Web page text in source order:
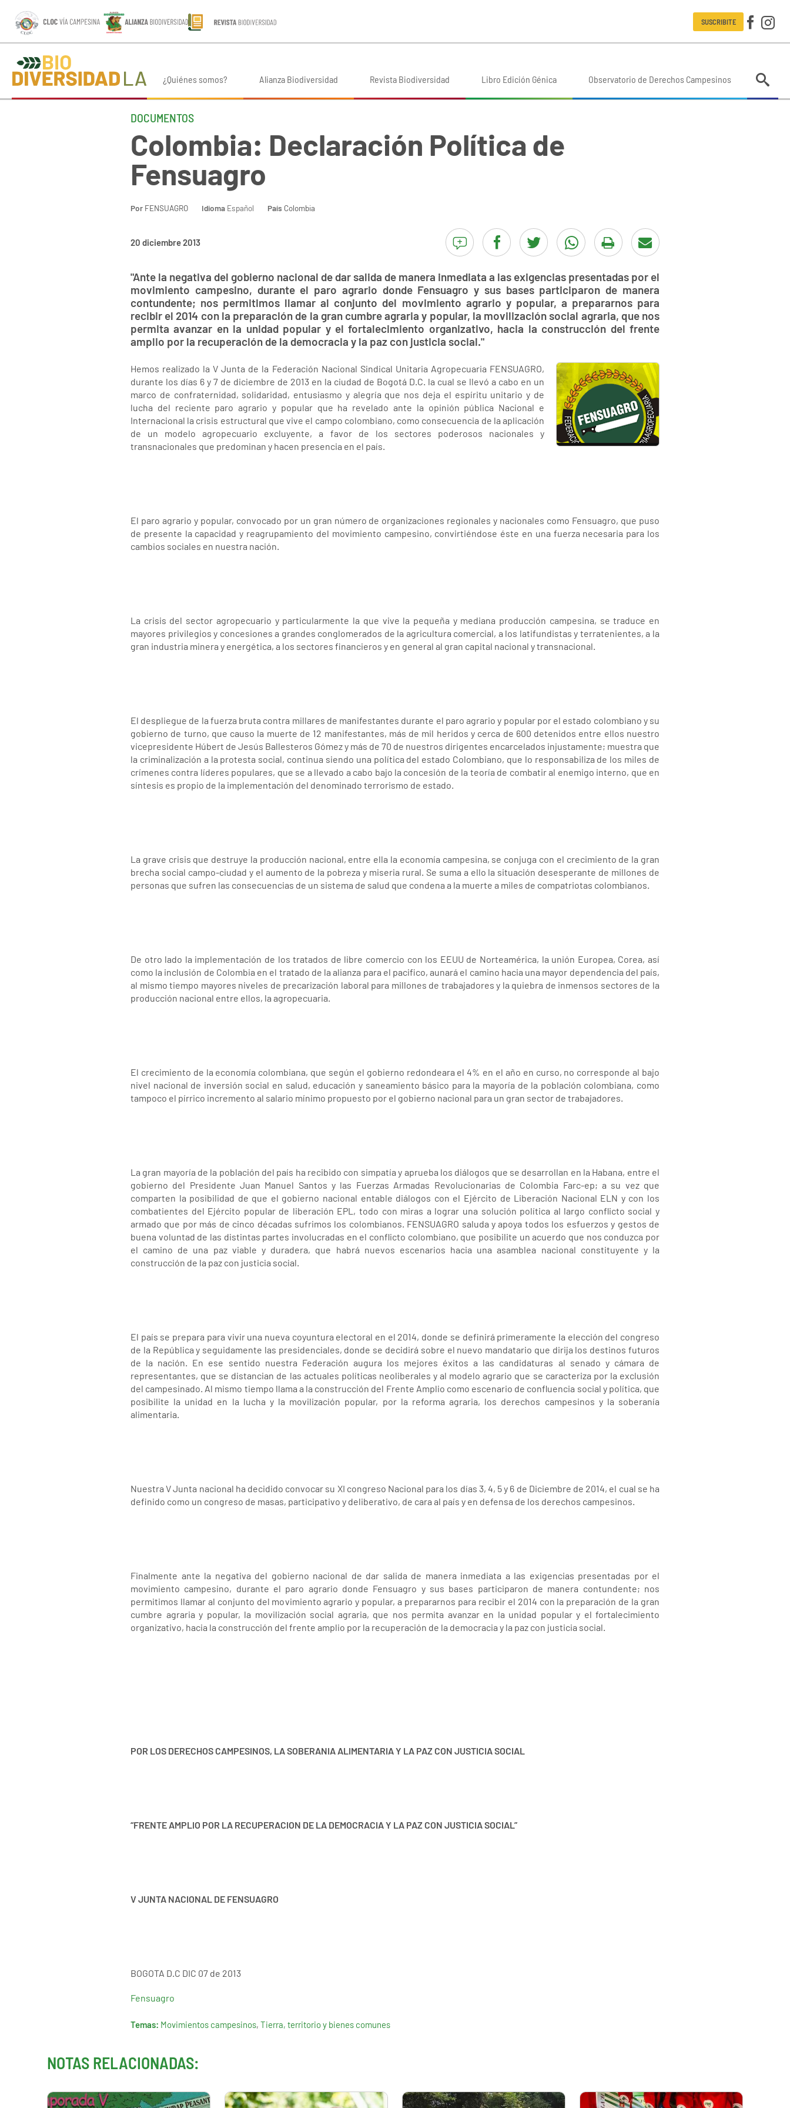
SUSCRIBITE
¿Quiénes somos? Alianza Biodiversidad Revista Biodiversidad Libro Edición Génica Observatorio de Derechos Campesinos
DOCUMENTOS
Colombia: Declaración Política de
Fensuagro
Por FENSUAGRO Idioma Español País Colombia
20 diciembre 2013
"Ante la negativa del gobierno nacional de dar salida de manera inmediata a las exigencias presentadas por el
movimiento campesino, durante el paro agrario donde Fensuagro y sus bases participaron de manera
contundente; nos permitimos llamar al conjunto del movimiento agrario y popular, a prepararnos para
recibir el 2014 con la preparación de la gran cumbre agraria y popular, la movilización social agraria, que nos
permita avanzar en la unidad popular y el fortalecimiento organizativo, hacia la construcción del frente
amplio por la recuperación de la democracia y la paz con justicia social."
Hemos realizado la V Junta de la Federación Nacional Sindical Unitaria Agropecuaria FENSUAGRO,
durante los días 6 y 7 de diciembre de 2013 en la ciudad de Bogotá D.C. la cual se llevó a cabo en un
marco de confraternidad, solidaridad, entusiasmo y alegría que nos deja el espíritu unitario y de
lucha del reciente paro agrario y popular que ha revelado ante la opinión pública Nacional e
Internacional la crisis estructural que vive el campo colombiano, como consecuencia de la aplicación
de un modelo agropecuario excluyente, a favor de los sectores poderosos nacionales y
transnacionales que predominan y hacen presencia en el país.
El paro agrario y popular, convocado por un gran número de organizaciones regionales y nacionales como Fensuagro, que puso
de presente la capacidad y reagrupamiento del movimiento campesino, convirtiéndose éste en una fuerza necesaria para los
cambios sociales en nuestra nación.
La crisis del sector agropecuario y particularmente la que vive la pequeña y mediana producción campesina, se traduce en
mayores privilegios y concesiones a grandes conglomerados de la agricultura comercial, a los latifundistas y terratenientes, a la
gran industria minera y energética, a los sectores financieros y en general al gran capital nacional y transnacional.
El despliegue de la fuerza bruta contra millares de manifestantes durante el paro agrario y popular por el estado colombiano y su
gobierno de turno, que causo la muerte de 12 manifestantes, más de mil heridos y cerca de 600 detenidos entre ellos nuestro
vicepresidente Húbert de Jesús Ballesteros Gómez y más de 70 de nuestros dirigentes encarcelados injustamente; muestra que
la criminalización a la protesta social, continua siendo una política del estado Colombiano, que lo responsabiliza de los miles de
crímenes contra líderes populares, que se a llevado a cabo bajo la concesión de la teoría de combatir al enemigo interno, que en
síntesis es propio de la implementación del denominado terrorismo de estado.
La grave crisis que destruye la producción nacional, entre ella la economía campesina, se conjuga con el crecimiento de la gran
brecha social campo-ciudad y el aumento de la pobreza y miseria rural. Se suma a ello la situación desesperante de millones de
personas que sufren las consecuencias de un sistema de salud que condena a la muerte a miles de compatriotas colombianos.
De otro lado la implementación de los tratados de libre comercio con los EEUU de Norteamérica, la unión Europea, Corea, así
como la inclusión de Colombia en el tratado de la alianza para el pacifico, aunará el camino hacia una mayor dependencia del país,
al mismo tiempo mayores niveles de precarización laboral para millones de trabajadores y la quiebra de inmensos sectores de la
producción nacional entre ellos, la agropecuaria.
El crecimiento de la economía colombiana, que según el gobierno redondeara el 4% en el año en curso, no corresponde al bajo
nivel nacional de inversión social en salud, educación y saneamiento básico para la mayoría de la población colombiana, como
tampoco el pírrico incremento al salario mínimo propuesto por el gobierno nacional para un gran sector de trabajadores.
La gran mayoría de la población del país ha recibido con simpatía y aprueba los diálogos que se desarrollan en la Habana, entre el
gobierno del Presidente Juan Manuel Santos y las Fuerzas Armadas Revolucionarias de Colombia Farc-ep; a su vez que
comparten la posibilidad de que el gobierno nacional entable diálogos con el Ejército de Liberación Nacional ELN y con los
combatientes del Ejército popular de liberación EPL, todo con miras a lograr una solución política al largo conflicto social y
armado que por más de cinco décadas sufrimos los colombianos. FENSUAGRO saluda y apoya todos los esfuerzos y gestos de
buena voluntad de las distintas partes involucradas en el conflicto colombiano, que posibilite un acuerdo que nos conduzca por
el camino de una paz viable y duradera, que habrá nuevos escenarios hacia una asamblea nacional constituyente y la
construcción de la paz con justicia social.
El país se prepara para vivir una nueva coyuntura electoral en el 2014, donde se definirá primeramente la elección del congreso
de la República y seguidamente las presidenciales, donde se decidirá sobre el nuevo mandatario que dirija los destinos futuros
de la nación. En ese sentido nuestra Federación augura los mejores éxitos a las candidaturas al senado y cámara de
representantes, que se distancian de las actuales políticas neoliberales y al modelo agrario que se caracteriza por la exclusión
del campesinado. Al mismo tiempo llama a la construcción del Frente Amplio como escenario de confluencia social y política, que
posibilite la unidad en la lucha y la movilización popular, por la reforma agraria, los derechos campesinos y la soberanía
alimentaria.
Nuestra V Junta nacional ha decidido convocar su XI congreso Nacional para los días 3, 4, 5 y 6 de Diciembre de 2014, el cual se ha
definido como un congreso de masas, participativo y deliberativo, de cara al país y en defensa de los derechos campesinos.
Finalmente ante la negativa del gobierno nacional de dar salida de manera inmediata a las exigencias presentadas por el
movimiento campesino, durante el paro agrario donde Fensuagro y sus bases participaron de manera contundente; nos
permitimos llamar al conjunto del movimiento agrario y popular, a prepararnos para recibir el 2014 con la preparación de la gran
cumbre agraria y popular, la movilización social agraria, que nos permita avanzar en la unidad popular y el fortalecimiento
organizativo, hacia la construcción del frente amplio por la recuperación de la democracia y la paz con justicia social.
POR LOS DERECHOS CAMPESINOS, LA SOBERANIA ALIMENTARIA Y LA PAZ CON JUSTICIA SOCIAL
“FRENTE AMPLIO POR LA RECUPERACION DE LA DEMOCRACIA Y LA PAZ CON JUSTICIA SOCIAL”
V JUNTA NACIONAL DE FENSUAGRO
BOGOTA D.C DIC 07 de 2013
Fensuagro
Temas: Movimientos campesinos, Tierra, territorio y bienes comunes
NOTAS RELACIONADAS: